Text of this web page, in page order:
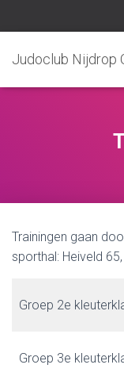
Judoclub Nijdrop
Trainingen gaan
sporthal: Heiveld
Groep 2e
Groep 3e